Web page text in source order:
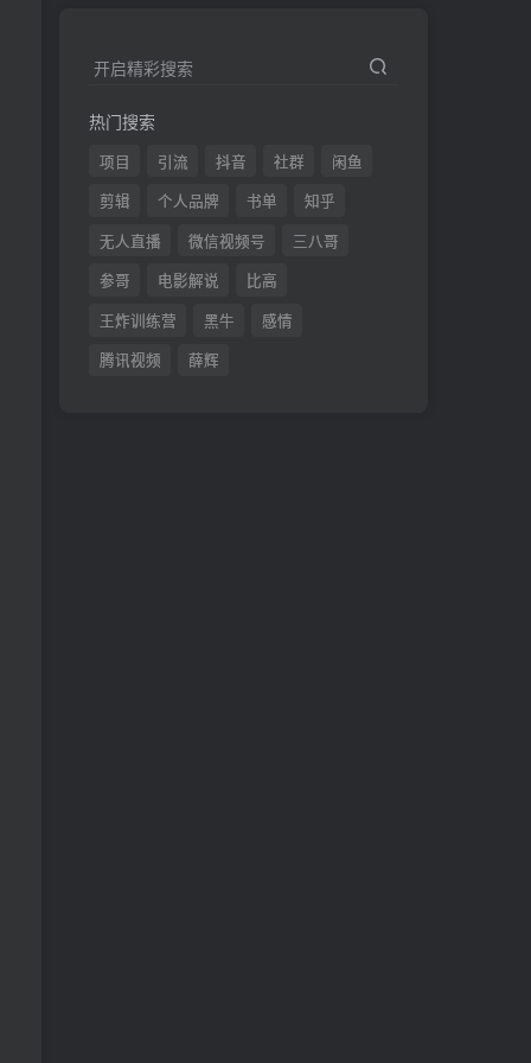
开启精彩搜索
热门搜索
项目 引流 抖音 社群
闲鱼
剪辑
个人品牌 书单
知乎
无人直播
微信视频号
三八哥
参哥
电影解说
比高
王炸训练营
黑牛
感情
腾讯视频
薛辉